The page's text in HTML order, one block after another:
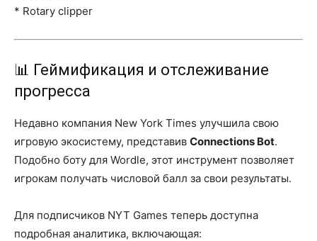
* Rotary clipper
📊 Геймификация и отслеживание
прогресса
Недавно компания New York Times улучшила свою
игровую экосистему, представив Connections Bot.
Подобно боту для Wordle, этот инструмент позволяет
игрокам получать числовой балл за свои результаты.
Для подписчиков NYT Games теперь доступна
подробная аналитика, включающая: